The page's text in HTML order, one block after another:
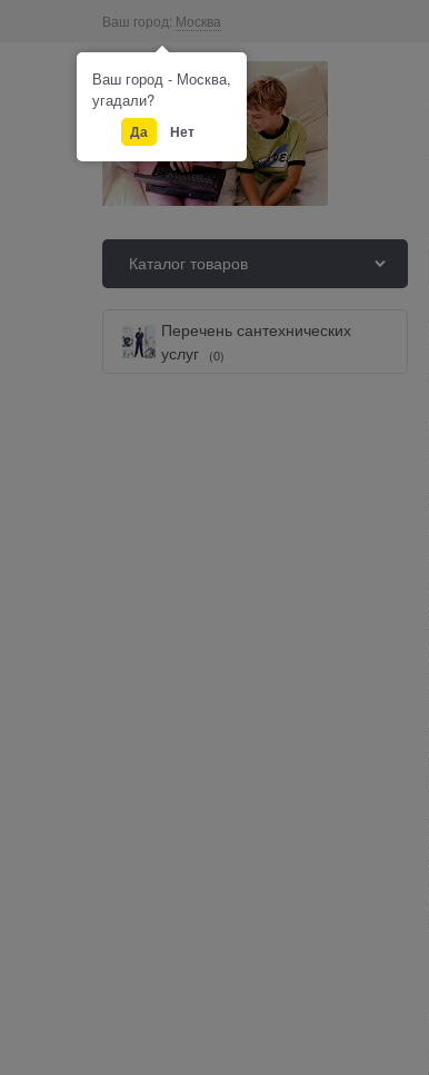
Ваш город: Москва
Каталог товаров
Перечень сантехнических
услуг
(0)
Ваш город - Москва,
угадали?
Да Нет